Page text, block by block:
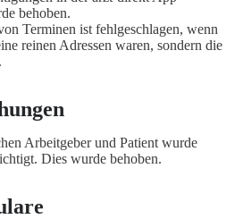
behoben.
Terminen ist fehlgeschlagen, wenn
reinen Adressen waren, sondern die
Arbeitgeber und Patient wurde
Dies wurde behoben.